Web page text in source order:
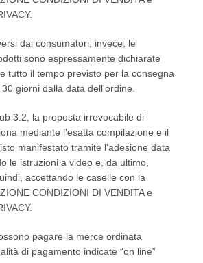
dai consumatori, invece, le
sono espressamente dichiarate
tutto il tempo previsto per la consegna
giorni dalla data dell'ordine.
3.2, la proposta irrevocabile di
mediante l'esatta compilazione e il
manifestato tramite l'adesione data
le istruzioni a video e, da ultimo,
accettando le caselle con la
CONDIZIONI DI VENDITA e
pagare la merce ordinata
di pagamento indicate “on line”